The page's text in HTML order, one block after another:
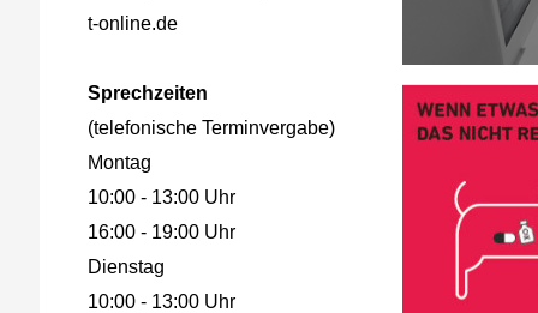
t-online.de
Sprechzeiten
(telefonische Terminvergabe)
Montag
10:00 - 13:00 Uhr
16:00 - 19:00 Uhr
Dienstag
10:00 - 13:00 Uhr